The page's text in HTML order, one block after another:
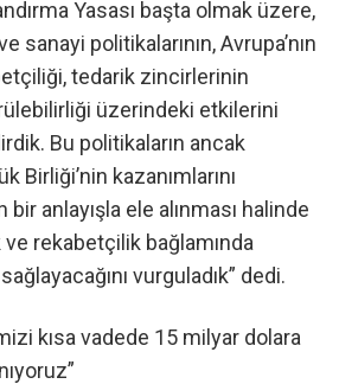
Yasası başta olmak üzere,
sanayi politikalarının, Avrupa’nın
tedarik zincirlerinin
üzerindeki etkilerini
Bu politikaların ancak
Birliği’nin kazanımlarını
anlayışla ele alınması halinde
rekabetçilik bağlamında
vurguladık” dedi.
kısa vadede 15 milyar dolara